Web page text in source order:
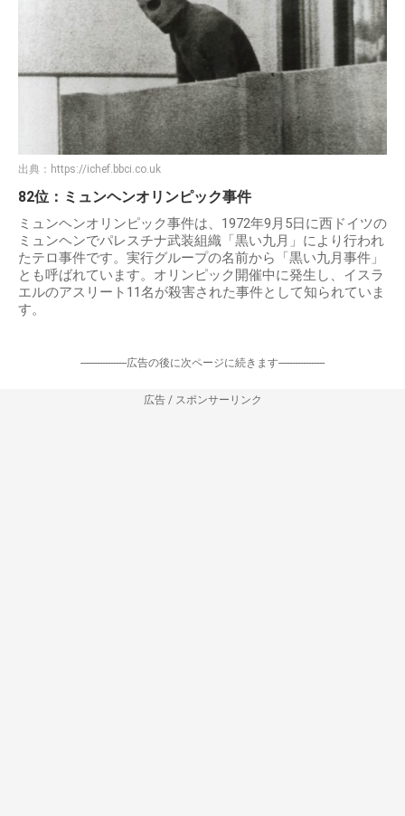
出典： https://ichef.bbci.co.uk
82位：ミュンヘンオリンピック事件
ミュンヘンオリンピック事件は、1972年9月5日に西ドイツの
ミュンヘンでパレスチナ武装組織「黒い九月」により行われ
たテロ事件です。実行グループの名前から「黒い九月事件」
とも呼ばれています。オリンピック開催中に発生し、イスラ
エルのアスリート11名が殺害された事件として知られていま
す。
-----------------広告の後に次ページに続きます-----------------
広告 / スポンサーリンク